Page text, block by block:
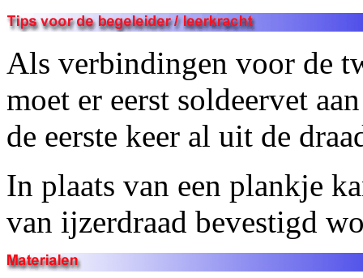
Als verbindingen voor de
moet er eerst soldeervet
de eerste keer al uit de
In plaats van een plankje
van ijzerdraad bevestigd